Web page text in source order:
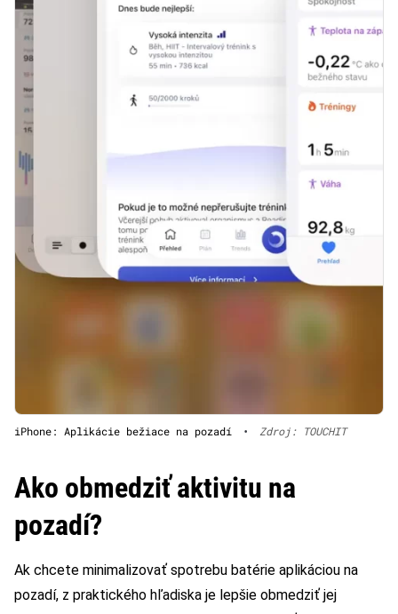
iPhone: Aplikácie bežiace na pozadí • Zdroj: TOUCHIT
Ako obmedziť aktivitu na
pozadí?
Ak chcete minimalizovať spotrebu batérie aplikáciou na
pozadí, z praktického hľadiska je lepšie obmedziť jej